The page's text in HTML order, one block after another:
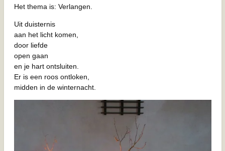
Het thema is: Verlangen.
Uit duisternis
aan het licht komen,
door liefde
open gaan
en je hart ontsluiten.
Er is een roos ontloken,
midden in de winternacht.